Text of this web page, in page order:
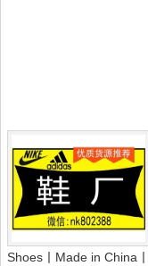
Shoes丨Made in China丨